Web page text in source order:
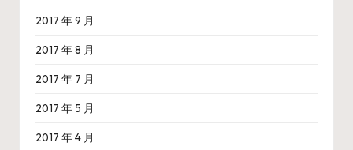
2017 年 9 月
2017 年 8 月
2017 年 7 月
2017 年 5 月
2017 年 4 月